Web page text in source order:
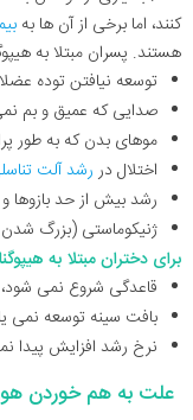
کنند، اما برخی از آن ها به
هستند. پسران مبتلا به
توسعه نیافتن توده
صدایی که عمیق و بم
موهای بدن که به طور
اختلال در رشد آلت
رشد بیش از حد بازوها و
ژنیکوماستی (بزرگ شدن
برای دختران مبتلا به
قاعدگی شروع نمی شود،
بافت سینه توسعه نمی
نرخ رشد افزایش پیدا
علت به هم خوردن